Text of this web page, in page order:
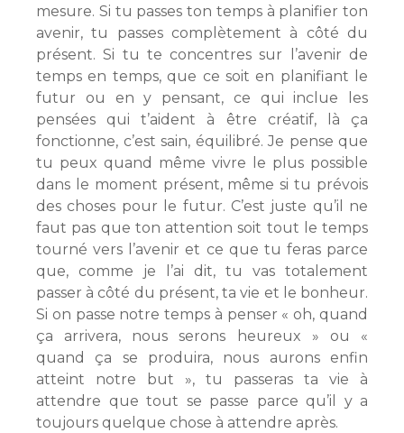
mesure. Si tu passes ton temps à planifier ton
avenir, tu passes complètement à côté du
présent. Si tu te concentres sur l’avenir de
temps en temps, que ce soit en planifiant le
futur ou en y pensant, ce qui inclue les
pensées qui t’aident à être créatif, là ça
fonctionne, c’est sain, équilibré. Je pense que
tu peux quand même vivre le plus possible
dans le moment présent, même si tu prévois
des choses pour le futur. C’est juste qu’il ne
faut pas que ton attention soit tout le temps
tourné vers l’avenir et ce que tu feras parce
que, comme je l’ai dit, tu vas totalement
passer à côté du présent, ta vie et le bonheur.
Si on passe notre temps à penser « oh, quand
ça arrivera, nous serons heureux » ou «
quand ça se produira, nous aurons enfin
atteint notre but », tu passeras ta vie à
attendre que tout se passe parce qu’il y a
toujours quelque chose à attendre après.